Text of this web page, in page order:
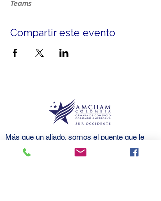
Teams
Compartir este evento
Más que un aliado, somos el puente que le